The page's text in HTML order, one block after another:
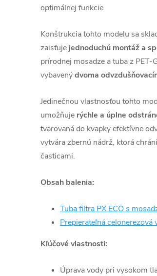
optimálnej funkcie.
Konštrukcia tohto modelu sa
zaisťuje jednoduchú montáž a
prírodnej mosadze a tuba z PET-
vybavenýdvoma
Jedinečnou vlastnosťou tohto
umožňuje rýchle a úplne
tvarovaná do kvapky efektívne
vytvára zbernú nádrž, ktorá
časticami.
Obsah balenia:
Tuba filtra PX ECO s
Prepierateľná
Kľúčové vlastnosti:
Úprava vody pri vysokom